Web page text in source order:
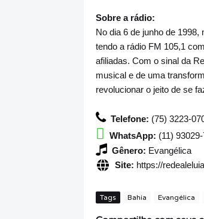
Sobre a rádio:
No dia 6 de junho de
tendo a rádio FM 105,1
afiliadas. Com o sinal da
musical e de uma
revolucionar o jeito de se
Telefone: (75) 3223-
WhatsApp: (11)
Gênero: Evangélica
Site: https://
Tags Bahia Evangélica